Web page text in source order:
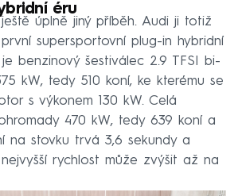
éru
úplně jiný příběh. Audi ji totiž
supersportovní plug-in hybridní
benzinový šestiválec 2.9 TFSI bi-
kW, tedy 510 koní, ke kterému se
s výkonem 130 kW. Celá
470 kW, tedy 639 koní a
na stovku trvá 3,6 sekundy a
rychlost může zvýšit až na